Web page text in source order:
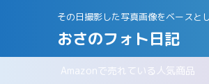
その日撮影した写真画像をベースと
おさのフォト日記
Amazonで売れている人気商品